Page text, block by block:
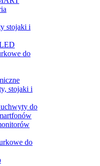
stojaki i
do
stojaki i
do
do